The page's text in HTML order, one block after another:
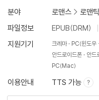
분야 로맨스 > 로맨
파일정보
EPUB(DRM)
지원기기
크레마 PC(윈도우
안드로이드폰
안드
PC(Mac)
이용안내 TTS 가능